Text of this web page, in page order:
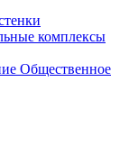
комплексы
Общественное